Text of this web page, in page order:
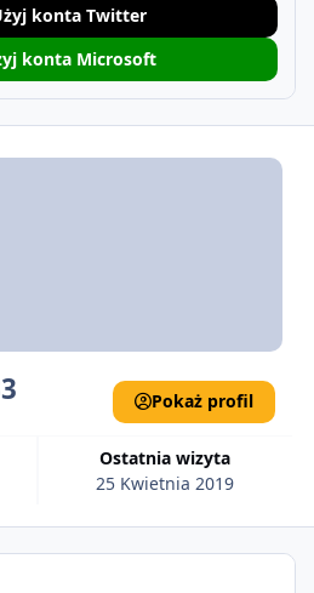
konta Twitter
konta Microsoft
Ostatnia wizyta
25 Kwietnia 2019
Pokaż profil